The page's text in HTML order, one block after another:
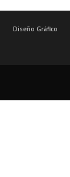
Diseño Gráfico